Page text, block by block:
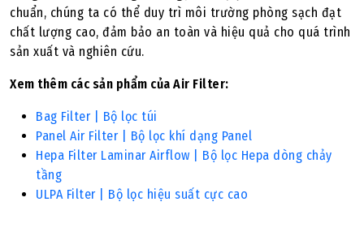
chuẩn, chúng ta có thể duy trì môi trường phòng sạch đạt
chất lượng cao, đảm bảo an toàn và hiệu quả cho quá trình
sản xuất và nghiên cứu.
Xem thêm các sản phẩm của Air Filter:
Bag Filter | Bộ lọc túi
Panel Air Filter | Bộ lọc khí dạng Panel
Hepa Filter Laminar Airflow | Bộ lọc Hepa dòng chảy
tầng
ULPA Filter | Bộ lọc hiệu suất cực cao